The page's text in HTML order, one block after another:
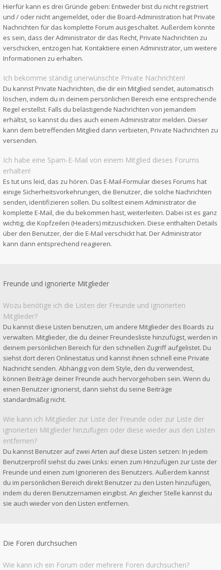
Hierfür kann es drei Gründe geben: Entweder bist du nicht registriert
und / oder nicht angemeldet, oder die Board-Administration hat Private
Nachrichten für das komplette Forum ausgeschaltet. Außerdem könnte
es sein, dass der Administrator dir das Recht, Private Nachrichten zu
verschicken, entzogen hat. Kontaktiere einen Administrator, um weitere
Informationen zu erhalten.
Ich bekomme ständig unerwünschte Private Nachrichten!
Du kannst Private Nachrichten, die dir ein Mitglied sendet, automatisch
löschen, indem du in deinem persönlichen Bereich eine entsprechende
Regel erstellst. Falls du belästigende Nachrichten von jemandem
erhältst, so kannst du dies auch einem Administrator melden. Dieser
kann dem betreffenden Mitglied dann verbieten, Private Nachrichten zu
versenden.
Ich habe eine Spam-E-Mail von einem Mitglied dieses Forums
erhalten!
Es tut uns leid, das zu hören. Das E-Mail-Formular dieses Forums hat
einige Sicherheitsvorkehrungen, die Benutzer, die solche Nachrichten
senden, identifizieren sollen. Du solltest einem Administrator die
komplette E-Mail, die du bekommen hast, weiterleiten. Dabei ist es ganz
wichtig, die Kopfzeilen (Headers) mitzuschicken. Diese enthalten Details
über den Benutzer, der die E-Mail verschickt hat. Der Administrator
kann dann entsprechend reagieren.
Freunde und ignorierte Mitglieder
Wozu benötige ich die Listen der Freunde und ignorierten
Mitglieder?
Du kannst diese Listen benutzen, um andere Mitglieder des Boards zu
verwalten. Mitglieder, die du deiner Freundesliste hinzufügst, werden in
deinem persönlichen Bereich für den schnellen Zugriff aufgelistet. Du
siehst dort deren Onlinestatus und kannst ihnen schnell eine Private
Nachricht senden. Abhängig von dem Style, den du verwendest,
können Beiträge deiner Freunde auch hervorgehoben sein. Wenn du
einen Benutzer ignorierst, dann siehst du seine Beiträge
standardmäßig nicht.
Wie kann ich Mitglieder zur Liste der Freunde oder zur Liste der
ignorierten Mitglieder hinzufügen oder diese wieder aus den Listen
entfernen?
Du kannst Benutzer auf zwei Arten auf diese Listen setzen: In jedem
Benutzerprofil siehst du zwei Links: einen zum Hinzufügen zur Liste der
Freunde und einen zum Ignorieren des Benutzers. Außerdem kannst
du im persönlichen Bereich direkt Benutzer zu den Listen hinzufügen,
indem du deren Benutzernamen eingibst. An gleicher Stelle kannst du
sie auch wieder von den Listen entfernen.
Die Foren durchsuchen
Wie kann ich ein Forum oder mehrere Foren durchsuchen?